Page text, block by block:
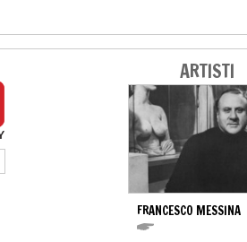
ARTISTI
FRANCESCO MESSINA